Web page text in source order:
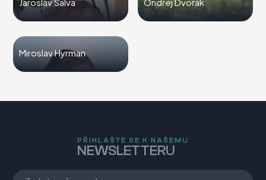
Miroslav Hyrman
PŘIHLAŠTE SE K NAŠEMU
NEWSLETTERU